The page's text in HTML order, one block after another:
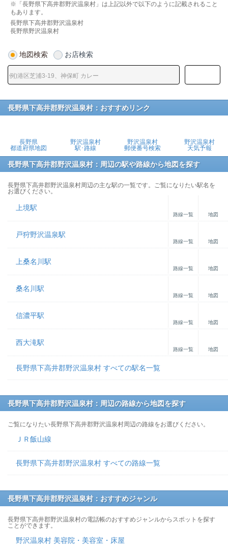
※「長野県下高井郡野沢温泉村」は上記以外で以下のように記載されること
もあります。
長野県下高井郡野沢温泉村
長野県野沢温泉村
地図検索 お店検索
長野県下高井郡野沢温泉村：おすすめリンク
長野県
都道府県地図
野沢温泉村
駅･路線
野沢温泉村
郵便番号検索
野沢温泉村
天気予報
長野県下高井郡野沢温泉村：周辺の駅や路線から地図を探す
長野県下高井郡野沢温泉村周辺の主な駅の一覧です。ご覧になりたい駅名を
お選びください。
上境駅
路線一覧 地図
戸狩野沢温泉駅
路線一覧 地図
上桑名川駅
路線一覧 地図
桑名川駅
路線一覧 地図
信濃平駅
路線一覧 地図
西大滝駅
路線一覧 地図
長野県下高井郡野沢温泉村 すべての駅名一覧
長野県下高井郡野沢温泉村：周辺の路線から地図を探す
ご覧になりたい長野県下高井郡野沢温泉村周辺の路線をお選びください。
ＪＲ飯山線
長野県下高井郡野沢温泉村 すべての路線一覧
長野県下高井郡野沢温泉村：おすすめジャンル
長野県下高井郡野沢温泉村の電話帳のおすすめジャンルからスポットを探す
ことができます。
野沢温泉村 美容院・美容室・床屋